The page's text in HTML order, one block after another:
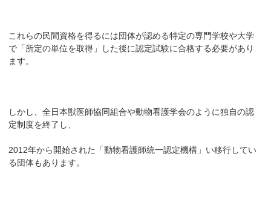
これらの民間資格を得るには団体が認める特定の専門学校や大学
で「所定の単位を取得」した後に認定試験に合格する必要があり
ます。
しかし、全日本獣医師協同組合や動物看護学会のように独自の認
定制度を終了し、
2012年から開始された「動物看護師統一認定機構」い移行してい
る団体もあります。